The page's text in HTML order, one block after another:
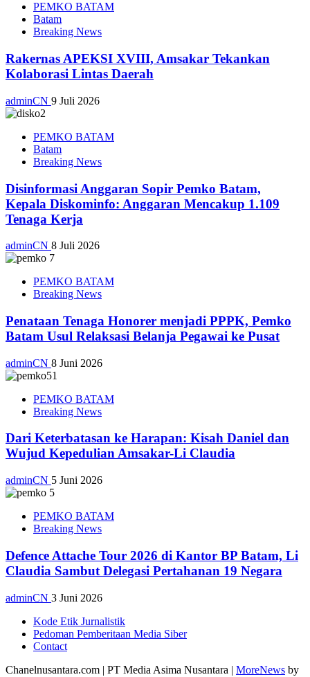
PEMKO BATAM
Batam
Breaking News
Rakernas APEKSI XVIII, Amsakar Tekankan
Kolaborasi Lintas Daerah
adminCN 9 Juli 2026
PEMKO BATAM
Batam
Breaking News
Disinformasi Anggaran Sopir Pemko Batam,
Kepala Diskominfo: Anggaran Mencakup 1.109
Tenaga Kerja
adminCN 8 Juli 2026
PEMKO BATAM
Breaking News
Penataan Tenaga Honorer menjadi PPPK, Pemko
Batam Usul Relaksasi Belanja Pegawai ke Pusat
adminCN 8 Juni 2026
PEMKO BATAM
Breaking News
Dari Keterbatasan ke Harapan: Kisah Daniel dan
Wujud Kepedulian Amsakar-Li Claudia
adminCN 5 Juni 2026
PEMKO BATAM
Breaking News
Defence Attache Tour 2026 di Kantor BP Batam, Li
Claudia Sambut Delegasi Pertahanan 19 Negara
adminCN 3 Juni 2026
Kode Etik Jurnalistik
Pedoman Pemberitaan Media Siber
Contact
Chanelnusantara.com | PT Media Asima Nusantara | MoreNews by